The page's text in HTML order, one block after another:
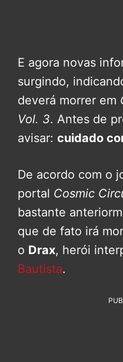
E agora novas
surgindo,
deverá morrer em
Vol. 3. Antes de
avisar: cuidado
De acordo com o
portal Cosmic
bastante
que de fato irá
o Drax, herói
Bautista.